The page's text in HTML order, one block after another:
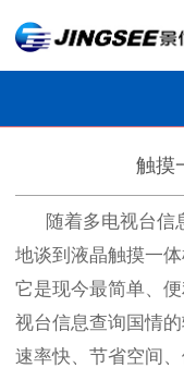
触摸
随着多电视台信
地谈到液晶触摸一
它是现今最简单、
视台信息查询国情
速率快、节省空间